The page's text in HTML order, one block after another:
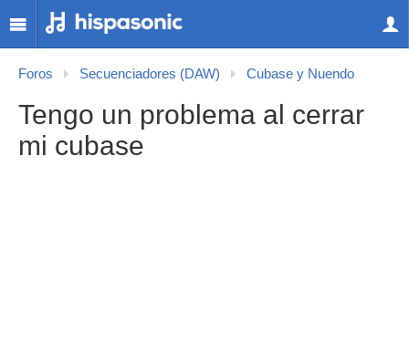
Foros Secuenciadores (DAW) Cubase y Nuendo
Tengo un problema al cerrar
mi cubase